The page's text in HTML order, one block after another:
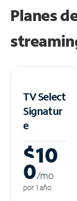
Planes
TV Select
Signatur
e
$10
0/mo
por 1 año